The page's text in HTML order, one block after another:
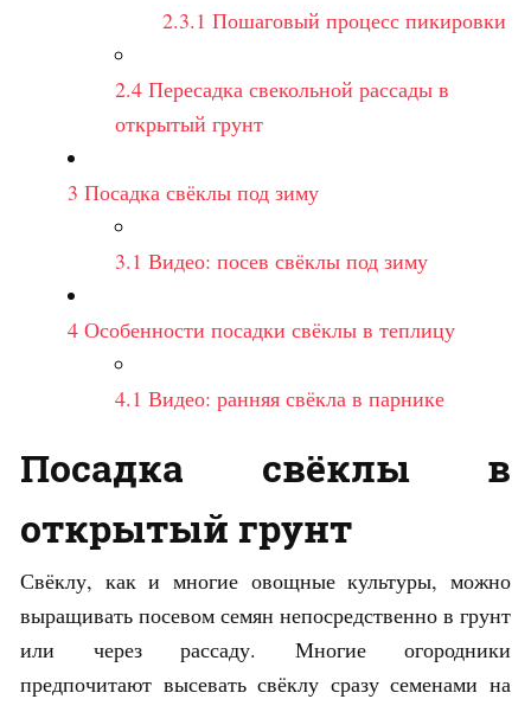
2.3.1 Пошаговый процесс пикировки
2.4 Пересадка свекольной рассады в
открытый грунт
3 Посадка свёклы под зиму
3.1 Видео: посев свёклы под зиму
4 Особенности посадки свёклы в теплицу
4.1 Видео: ранняя свёкла в парнике
Посадка свёклы в
открытый грунт
Свёклу, как и многие овощные культуры, можно
выращивать посевом семян непосредственно в грунт
или через рассаду. Многие огородники
предпочитают высевать свёклу сразу семенами на